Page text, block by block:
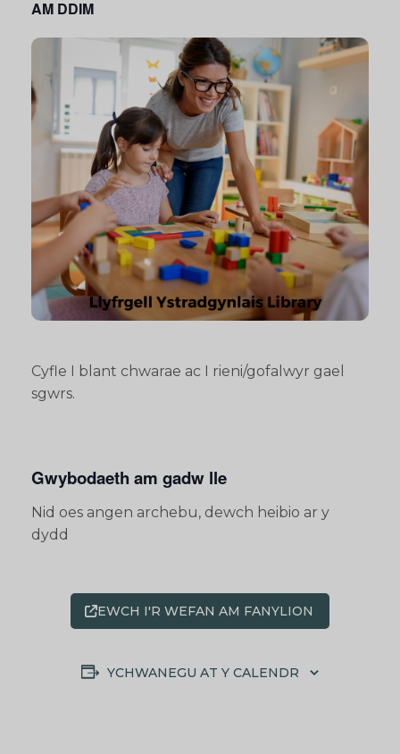
AM DDIM
Cyfle I blant chwarae ac I rieni/gofalwyr gael
sgwrs.
Gwybodaeth am gadw lle
Nid oes angen archebu, dewch heibio ar y
dydd
EWCH I'R WEFAN AM FANYLION
YCHWANEGU AT Y CALENDR